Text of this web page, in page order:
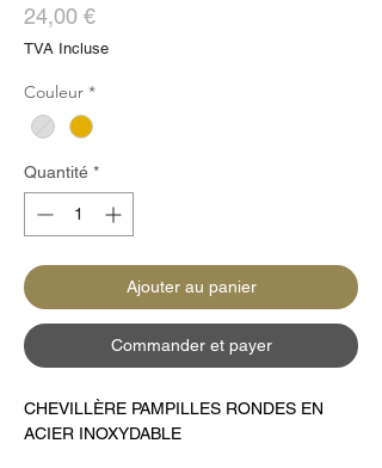
24,00 €Prix
TVA Incluse
Couleur *
Quantité *
Ajouter au panier
Commander et payer
CHEVILLÈRE PAMPILLES RONDES EN
ACIER INOXYDABLE